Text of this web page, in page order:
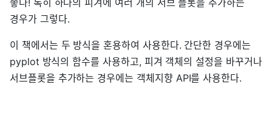
좋다! 톡히 하나의 피겨에 여러 개의 서브 플롯을 추가하는
경우가 그렇다.
이 책에서는 두 방식을 혼용하여 사용한다. 간단한 경우에는
pyplot 방식의 함수를 사용하고, 피겨 객체의 설정을 바꾸거나
서브플롯을 추가하는 경우에는 객체지향 API를 사용한다.